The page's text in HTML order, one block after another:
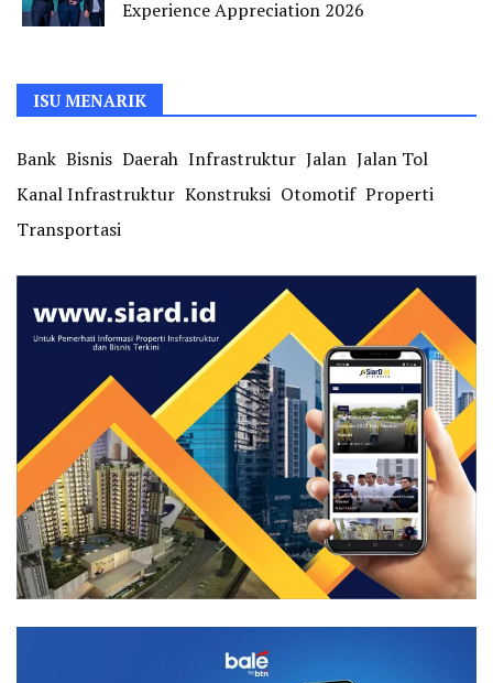
Experience Appreciation 2026
ISU MENARIK
Bank Bisnis Daerah Infrastruktur Jalan Jalan Tol
Kanal Infrastruktur Konstruksi Otomotif Properti
Transportasi